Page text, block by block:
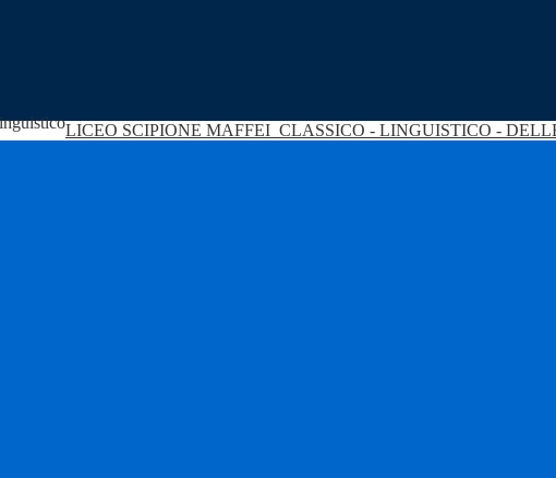
LICEO SCIPIONE MAFFEI CLASSICO - LINGUISTICO -